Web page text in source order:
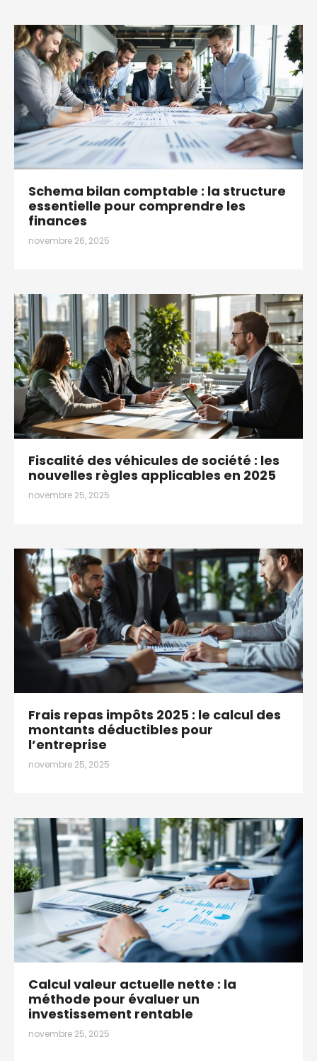
Schema bilan comptable : la structure
essentielle pour comprendre les
finances
novembre 26, 2025
Fiscalité des véhicules de société : les
nouvelles règles applicables en 2025
novembre 25, 2025
Frais repas impôts 2025 : le calcul des
montants déductibles pour
l’entreprise
novembre 25, 2025
Calcul valeur actuelle nette : la
méthode pour évaluer un
investissement rentable
novembre 25, 2025